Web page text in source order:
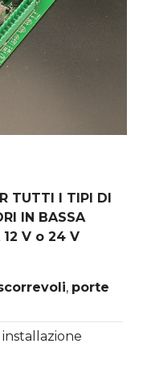
TUTTI I TIPI DI
IN BASSA
12 V o 24 V
, porte